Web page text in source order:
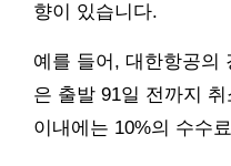
향이 있습니다.
예를 들어, 대한항공의
은 출발 91일 전까지
이내에는 10%의 수수